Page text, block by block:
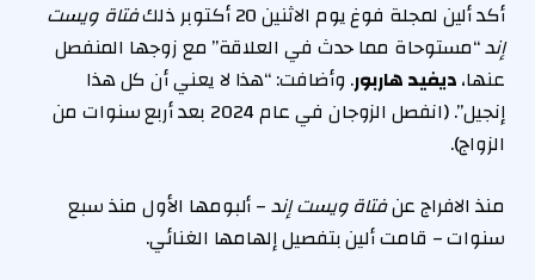
أكد ألين لمجلة فوغ يوم الاثنين 20 أكتوبر ذلك
فتاة ويست
إند“مستوحاة مما حدث في العلاقة” مع زوجها المنفصل
عنها،ديفيد هاربور. وأضافت: “هذا لا يعني أن كل هذا
إنجيل”. (انفصل الزوجان في عام 2024 بعد أربع سنوات من
الزواج).
منذ الافراج عنفتاة ويست إند– ألبومها الأول منذ سبع
سنوات – قامت ألين بتفصيل إلهامها الغنائي.